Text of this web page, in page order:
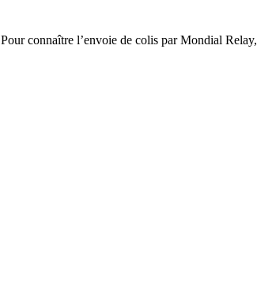
Pour connaître l’envoie de colis par Mondial Relay,